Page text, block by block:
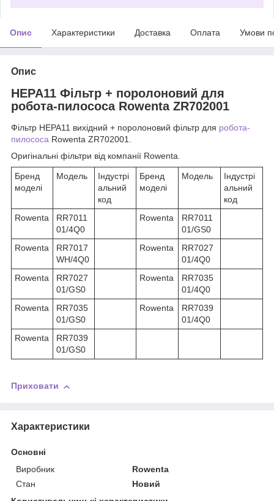
Опис Характеристики Доставка Оплата Умови
Опис
HEPA11 Фільтр + поролоновий для
робота-пилососа Rowenta ZR702001
Фільтр HEPA11 вихідний + поролоновий фільтр для робота-
пилососа Rowenta ZR702001.
Оригінальні фільтри від компанії Rowenta.
Бренд
моделі
Модель
Індустрі
альний
код
Бренд
моделі
Модель
Індустрі
альний
код
Rowenta
RR7011
01/4Q0
Rowenta
RR7011
01/GS0
Rowenta
RR7017
WH/4Q0
Rowenta
RR7027
01/4Q0
Rowenta
RR7027
01/GS0
Rowenta
RR7035
01/4Q0
Rowenta
RR7035
01/GS0
Rowenta
RR7039
01/4Q0
Rowenta
RR7039
01/GS0
Приховати
Характеристики
Основні
Виробник
Rowenta
Стан
Новий